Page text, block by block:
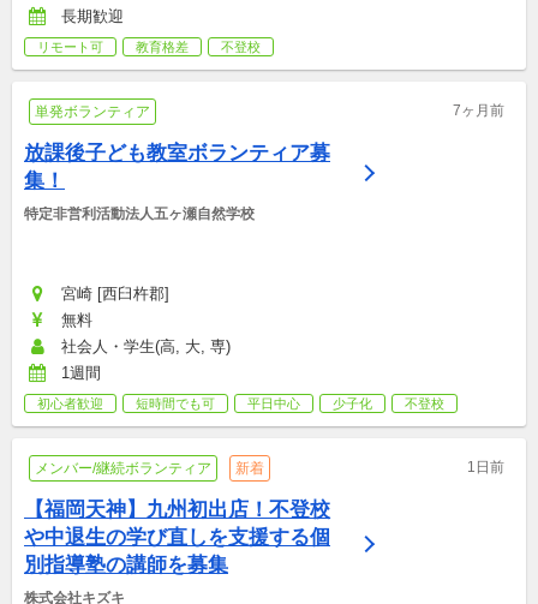
長期歓迎
リモート可 教育格差 不登校
単発ボランティア 7ヶ月前
放課後子ども教室ボランティア募
集！
特定非営利活動法人五ヶ瀬自然学校
宮崎 [西臼杵郡]
無料
社会人・学生(高, 大, 専)
1週間
初心者歓迎 短時間でも可 平日中心 少子化 不登校
メンバー/継続ボランティア 新着 1日前
【福岡天神】九州初出店！不登校
や中退生の学び直しを支援する個
別指導塾の講師を募集
株式会社キズキ